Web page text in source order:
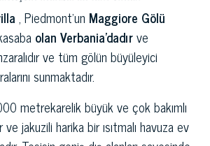
, Piedmont'un Maggiore Gölü
olan Verbania'dadırve
ve tüm gölün büyüleyici
sunmaktadır.
metrekarelik büyük ve çok bakımlı
jakuzili harika bir ısıtmalı havuza ev